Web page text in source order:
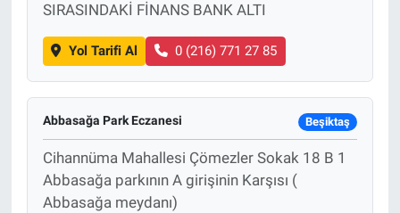
SIRASINDAKİ FİNANS BANK ALTI
Yol Tarifi Al 0 (216) 771 27 85
Abbasağa Park Eczanesi Beşiktaş
Cihannüma Mahallesi Çömezler Sokak 18 B 1
Abbasağa parkının A girişinin Karşısı (
Abbasağa meydanı)